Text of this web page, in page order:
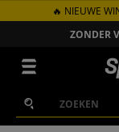
GA NAAR
🔥 NIEUWE
ZONDER
Zoeken
Zoeken